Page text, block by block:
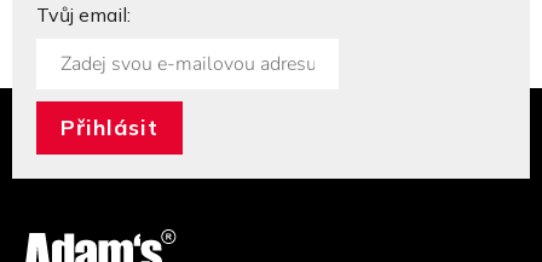
y
s
Tvůj email: